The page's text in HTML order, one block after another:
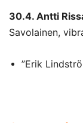
30.4. Antti
Savolainen,
”Erik